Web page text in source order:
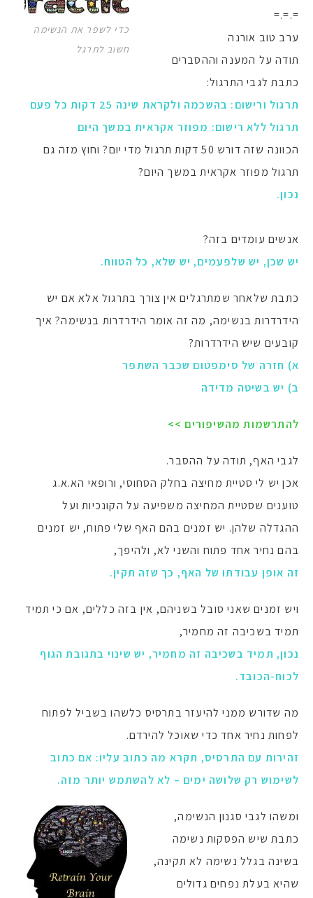
כדי לשפר את הנשימה
חשוב לתרגל
=.=.=
ערב טוב אורנה
תודה על המענה וההסברים
כתבת לגבי התרגול:
תרגול ורישום: בהשכמה ולקראת שינה 25 דקות כל פעם
תרגול ללא רישום: מפוזר אקראית במשך היום
הכוונה שזה דורש 50 דקות תרגול מדי יום? וחוץ מזה גם
תרגול מפוזר אקראית במשך היום?
נכון.
אנשים עומדים בזה?
יש שכן, יש שלפעמים, יש שלא, כל הטווח.
כתבת שלאחר שמתרגלים אין צורך בתרגול אלא אם יש
הידרדרות בנשימה, מה זה אומר הידרדרות בנשימה? איך
קובעים שיש הידרדרות?
א) חזרה של סימפטום שכבר השתפר
ב) יש בשיטה מדידה
להתרשמות מהשיפורים >>
לגבי האף, תודה על ההסבר.
אכן יש לי סטיית מחיצה בחלק הסחוסי, ורופאי הא.א.ג
טוענים שסטיית המחיצה משפיעה על הקונכיות ועל
ההגדלה שלהן. יש זמנים בהם האף שלי פתוח, יש זמנים
בהם נחיר אחד פתוח והשני לא, ולהיפך,
זה אופן עבודתו של האף, כך שזה תקין.
ויש זמנים שאני סובל בשניהם, אין בזה כללים, אם כי תמיד
תמיד בשכיבה זה מחמיר,
נכון, תמיד בשכיבה זה מחמיר, יש שינוי בתגובת הגוף
לכוח-הכובד.
מה שדורש ממני להיעזר בתרסיס כלשהו בשביל לפתוח
לפחות נחיר אחד כדי שאוכל להירדם.
זהירות עם התרסיס, תקרא מה כתוב עליו: אם כתוב
לשימוש רק שלושה ימים – לא להשתמש יותר מזה.
ומשהו לגבי סגנון הנשימה,
כתבת שיש הפסקות נשימה
בשינה בגלל נשימה לא תקינה,
שהיא בעלת נפחים גדולים